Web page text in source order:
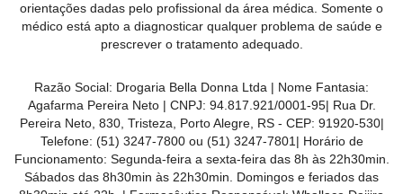
orientações dadas pelo profissional da área médica. Somente o
médico está apto a diagnosticar qualquer problema de saúde e
prescrever o tratamento adequado.
Razão Social: Drogaria Bella Donna Ltda | Nome Fantasia:
Agafarma Pereira Neto | CNPJ: 94.817.921/0001-95| Rua Dr.
Pereira Neto, 830, Tristeza, Porto Alegre, RS - CEP: 91920-530|
Telefone: (51) 3247-7800 ou (51) 3247-7801| Horário de
Funcionamento: Segunda-feira a sexta-feira das 8h às 22h30min.
Sábados das 8h30min às 22h30min. Domingos e feriados das